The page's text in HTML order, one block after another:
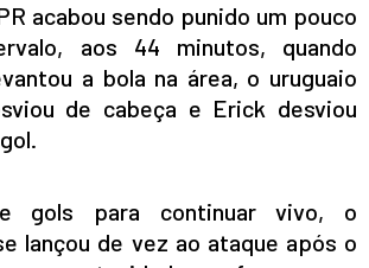
acabou sendo punido um pouco
aos 44 minutos, quando
a bola na área, o uruguaio
de cabeça e Erick desviou
gols para continuar vivo, o
lançou de vez ao ataque após o